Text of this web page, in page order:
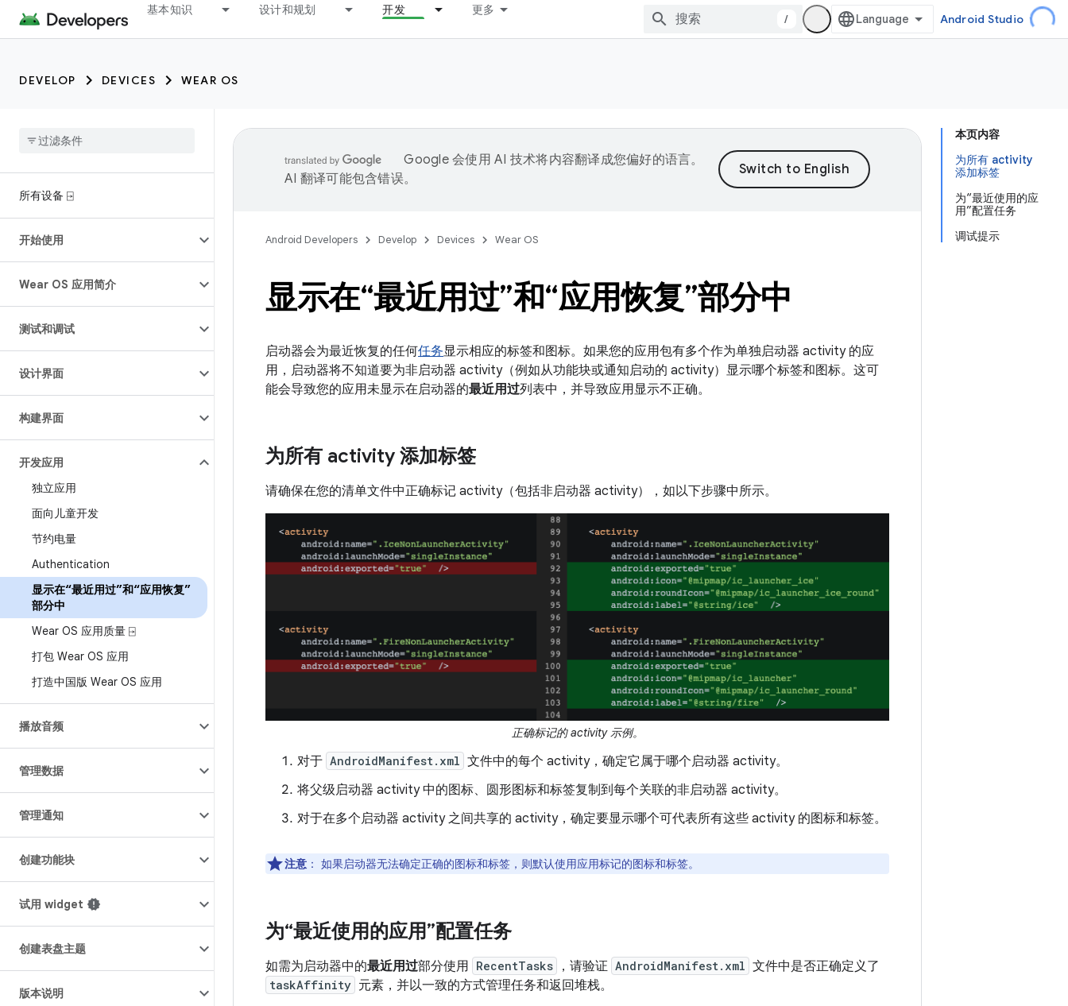
基本知识 设计和规划 开发 更多
/ Android Studio
DEVELOP DEVICES WEAR OS
所有设备 ⍈
开始使用
Wear OS 应用简介
测试和调试
设计界面
构建界面
开发应用
独立应用
面向儿童开发
节约电量
Authentication
显示在“最近用过”和“应用恢复”
部分中
Wear OS 应用质量 ⍈
打包 Wear OS 应用
打造中国版 Wear OS 应用
播放音频
管理数据
管理通知
创建功能块
试用 widget
创建表盘主题
版本说明
本页内容
为所有 activity
添加标签
为“最近使用的应
用”配置任务
调试提示
Google 会使用 AI 技术将内容翻译成您偏好的语言。
AI 翻译可能包含错误。
Android Developers Develop Devices Wear OS
显示在“最近用过”和“应用恢复”部分中
启动器会为最近恢复的任何任务显示相应的标签和图标。 如果您的应用包有多个作为单独启动器 activity 的应
用，启动器将不知道要为非启动器 activity（例如从功能块或通知启动的 activity）显示哪个标签和图标。这可
能会导致您的应用未显示在启动器的最近用过列表中，并导致应用显示不正确。
为所有 activity 添加标签
请确保在您的清单文件中正确标记 activity（包括非启动器 activity），如以下步骤中所示。
正确标记的 activity 示例。
对于 AndroidManifest.xml 文件中的每个 activity，确定它属于哪个启动器 activity。
将父级启动器 activity 中的图标、圆形图标和标签复制到每个关联的非启动器 activity。
对于在多个启动器 activity 之间共享的 activity，确定要显示哪个可代表所有这些 activity 的图标和标签。
注意 ： 如果启动器无法确定正确的图标和标签，则默认使用应用标记的图标和标签。
为“最近使用的应用”配置任务
如需为启动器中的最近用过部分使用 RecentTasks ，请验证 AndroidManifest.xml 文件中是否正确定义了
taskAffinity 元素，并以一致的方式管理任务和返回堆栈。